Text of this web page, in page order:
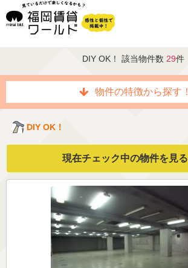
DIY OK！ 該当物件数 29件
物件の特徴から探す！
DIY OK！
現在チェック中の物件を見る